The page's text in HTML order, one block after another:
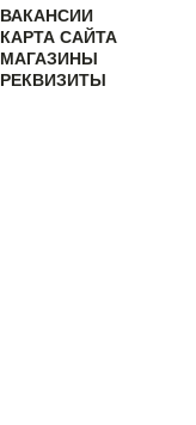
ВАКАНСИИ
КАРТА САЙТА
МАГАЗИНЫ
РЕКВИЗИТЫ